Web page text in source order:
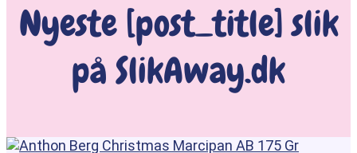
Nyeste [post_title] slik
på SlikAway.dk